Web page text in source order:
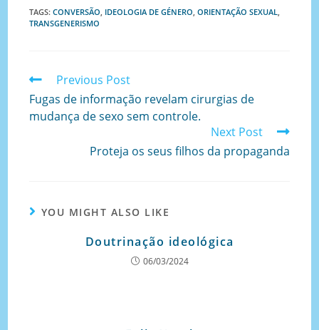
TAGS:CONVERSÃO IDEOLOGIA DE GÉNERO ORIENTAÇÃO SEXUAL
TRANSGENERISMO
Previous Post
Fugas de informação revelam cirurgias de
mudança de sexo sem controle.
Next Post
Proteja os seus filhos da propaganda
YOU MIGHT ALSO LIKE
Doutrinação ideológica
06/03/2024